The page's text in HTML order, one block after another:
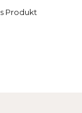
Produkt